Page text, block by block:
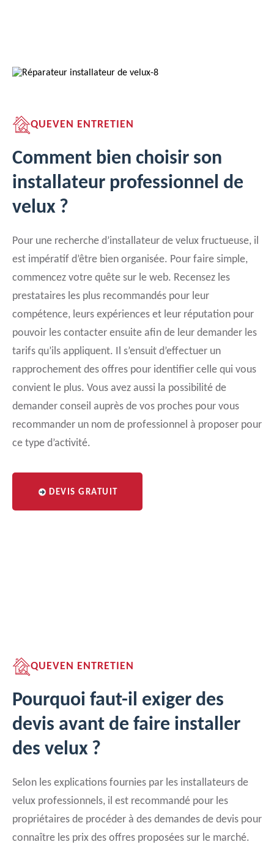
QUEVEN ENTRETIEN
Comment bien choisir son
installateur professionnel de
velux ?
Pour une recherche d’installateur de velux fructueuse, il
est impératif d’être bien organisée. Pour faire simple,
commencez votre quête sur le web. Recensez les
prestataires les plus recommandés pour leur
compétence, leurs expériences et leur réputation pour
pouvoir les contacter ensuite afin de leur demander les
tarifs qu’ils appliquent. Il s’ensuit d’effectuer un
rapprochement des offres pour identifier celle qui vous
convient le plus. Vous avez aussi la possibilité de
demander conseil auprès de vos proches pour vous
recommander un nom de professionnel à proposer pour
ce type d’activité.
DEVIS GRATUIT
QUEVEN ENTRETIEN
Pourquoi faut-il exiger des
devis avant de faire installer
des velux ?
Selon les explications fournies par les installateurs de
velux professionnels, il est recommandé pour les
propriétaires de procéder à des demandes de devis pour
connaître les prix des offres proposées sur le marché.